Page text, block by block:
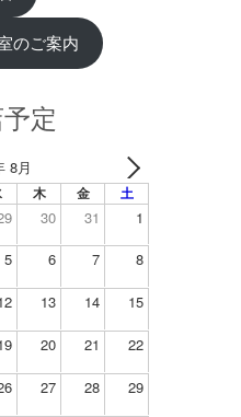
のご案内
定
8月
木 金 土
30 31 1
5 6 7 8
13 14 15
20 21 22
27 28 29